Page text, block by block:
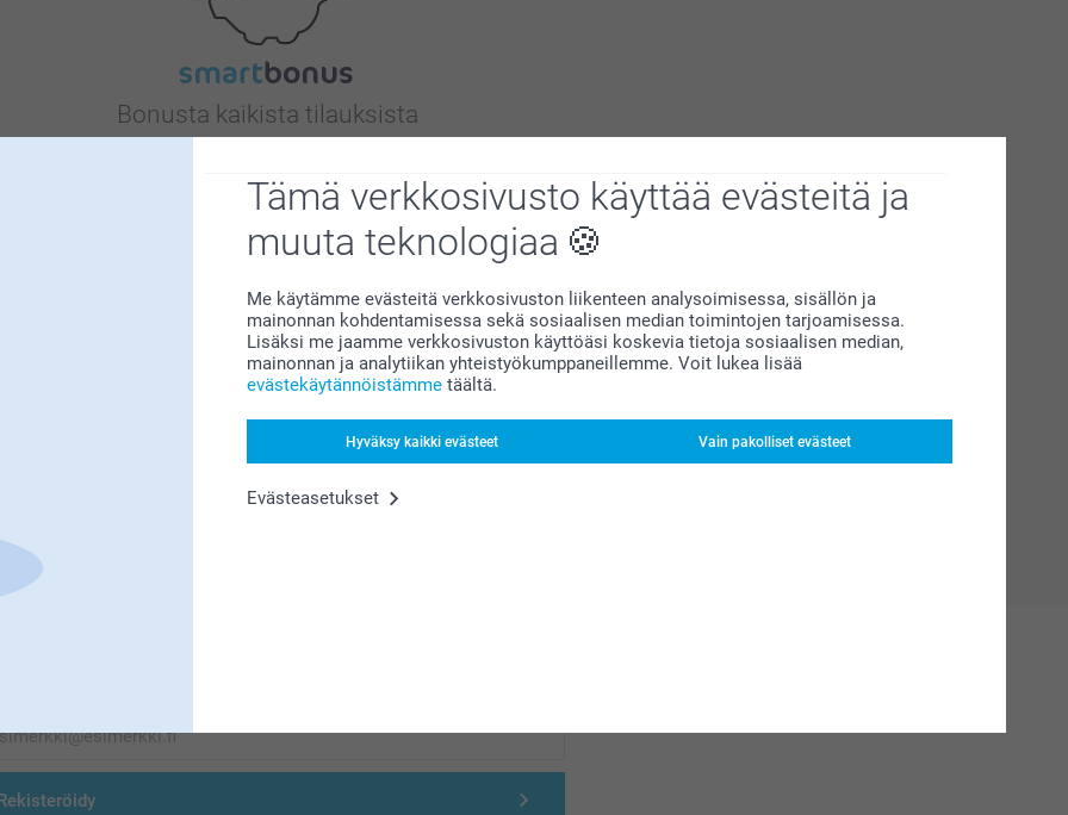
Tämä verkkosivusto käyttää evästeitä ja
muuta teknologiaa
Me käytämme evästeitä verkkosivuston liikenteen analysoimisessa, sisällön ja
mainonnan kohdentamisessa sekä sosiaalisen median toimintojen tarjoamisessa.
Lisäksi me jaamme verkkosivuston käyttöäsi koskevia tietoja sosiaalisen median,
mainonnan ja analytiikan yhteistyökumppaneillemme. Voit lukea lisää
evästekäytännöistämme täältä.
Hyväksy kaikki evästeet Vain pakolliset evästeet
Evästeasetukset
Bonusta kaikista tilauksista
Etsitkö inspiraatiota?